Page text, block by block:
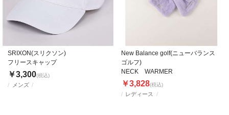
メンズ
SRIXON(スリクソン)
フリースキャップ
￥3,300(税込)
レディース
New Balance golf(ニューバランス
ゴルフ)
NECK WARMER
￥3,828(税込)